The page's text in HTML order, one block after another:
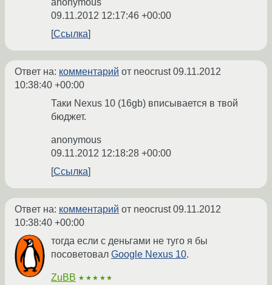
anonymous
09.11.2012 12:17:46 +00:00
Ссылка
Ответ на: комментарий от neocrust09.11.2012
10:38:40 +00:00
Таки Nexus 10 (16gb) вписывается в твой
бюджет.
anonymous
09.11.2012 12:18:28 +00:00
Ссылка
Ответ на: комментарий от neocrust09.11.2012
10:38:40 +00:00
тогда если с деньгами не туго я бы
посоветовал Google Nexus 10.
ZuBB ★★★★★